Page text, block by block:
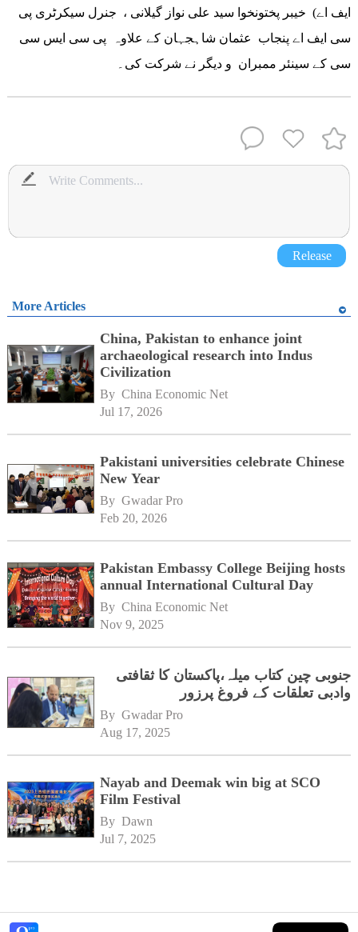
ایف اے) خیبر پختونخوا سید علی نواز گیلانی ، جنرل سیکرٹری پی
سی ایف اے پنجاب عثمان شاہجہان کے علاوہ پی سی ایس سی
سی کے سینئر ممبران و دیگر نے شرکت کی۔
Release
More Articles
China, Pakistan to enhance joint
archaeological research into Indus
Civilization
By China Economic Net
Jul 17, 2026
Pakistani universities celebrate Chinese
New Year
By Gwadar Pro
Feb 20, 2026
Pakistan Embassy College Beijing hosts
annual International Cultural Day
By China Economic Net
Nov 9, 2025
جنوبی چین کتاب میلہ،پاکستان کا ثقافتی
وادبی تعلقات کے فروغ پرزور
By Gwadar Pro
Aug 17, 2025
Nayab and Deemak win big at SCO
Film Festival
By Dawn
Jul 7, 2025